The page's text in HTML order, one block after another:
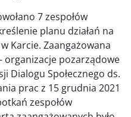
7 zespołów
planu działań na
Karcie. Zaangażowana
organizacje pozarządowe
Dialogu Społecznego ds.
prac z 15 grudnia 2021
zespołów